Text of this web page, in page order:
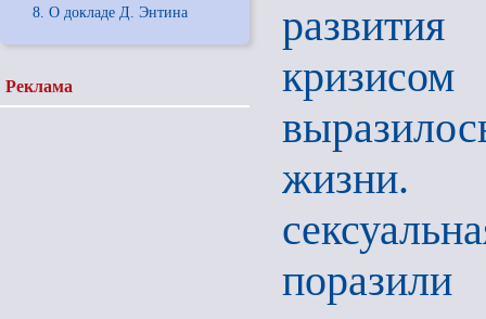
О докладе Д. Энтина
Реклама
жизни.